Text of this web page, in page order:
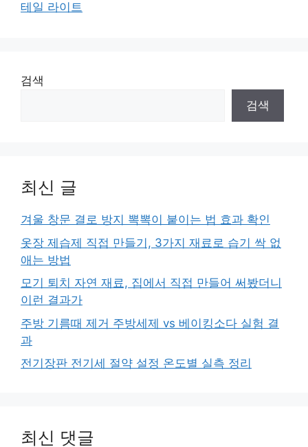
테일 라이트
검색
검색
최신 글
겨울 창문 결로 방지 뽁뽁이 붙이는 법 효과 확인
옷장 제습제 직접 만들기, 3가지 재료로 습기 싹 없
애는 방법
모기 퇴치 자연 재료, 집에서 직접 만들어 써봤더니
이런 결과가
주방 기름때 제거 주방세제 vs 베이킹소다 실험 결
과
전기장판 전기세 절약 설정 온도별 실측 정리
최신 댓글